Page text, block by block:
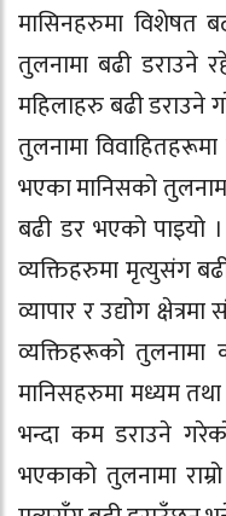
मासिनहरुमा विशेषत
तुलनामा बढी डराउने
महिलाहरु बढी डराउने
तुलनामा
भएका मानिसको
बढी डर भएको पाइयो
व्यक्तिहरुमा मृत्युसंग
व्यापार र उद्योग
व्यक्तिहरूको तुलनामा
मानिसहरुमा मध्यम
भन्दा कम डराउने
भएकाको तुलनामा